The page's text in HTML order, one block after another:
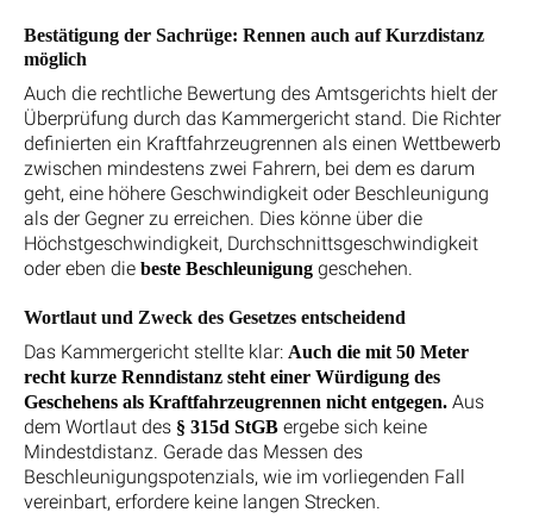
Bestätigung der Sachrüge: Rennen auch auf Kurzdistanz
möglich
Auch die rechtliche Bewertung des Amtsgerichts hielt der
Überprüfung durch das Kammergericht stand. Die Richter
definierten ein Kraftfahrzeugrennen als einen Wettbewerb
zwischen mindestens zwei Fahrern, bei dem es darum
geht, eine höhere Geschwindigkeit oder Beschleunigung
als der Gegner zu erreichen. Dies könne über die
Höchstgeschwindigkeit, Durchschnittsgeschwindigkeit
oder eben die beste Beschleunigung geschehen.
Wortlaut und Zweck des Gesetzes entscheidend
Das Kammergericht stellte klar: Auch die mit 50 Meter
recht kurze Renndistanz steht einer Würdigung des
Geschehens als Kraftfahrzeugrennen nicht entgegen. Aus
dem Wortlaut des § 315d StGB ergebe sich keine
Mindestdistanz. Gerade das Messen des
Beschleunigungspotenzials, wie im vorliegenden Fall
vereinbart, erfordere keine langen Strecken.